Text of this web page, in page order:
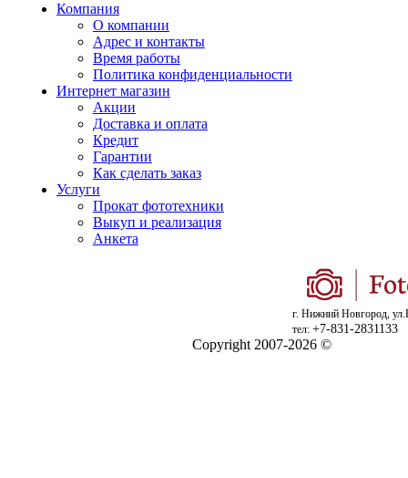
Компания
О компании
Адрес и контакты
Время работы
Политика конфиденциальности
Интернет магазин
Акции
Доставка и оплата
Кредит
Гарантии
Как сделать заказ
Услуги
Прокат фототехники
Выкуп и реализация
Анкета
г. Нижний Новгород,
тел: +7-831-2831133
Copyright 2007-2026 ©